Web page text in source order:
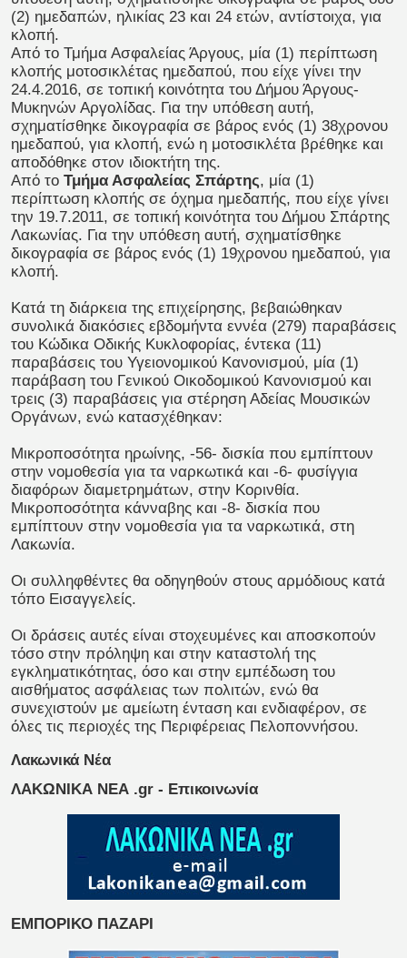
(2) ημεδαπών, ηλικίας 23 και 24 ετών, αντίστοιχα, για
κλοπή.
Από το Τμήμα Ασφαλείας Άργους, μία (1) περίπτωση
κλοπής μοτοσικλέτας ημεδαπού, που είχε γίνει την
24.4.2016, σε τοπική κοινότητα του Δήμου Άργους-
Μυκηνών Αργολίδας. Για την υπόθεση αυτή,
σχηματίσθηκε δικογραφία σε βάρος ενός (1) 38χρονου
ημεδαπού, για κλοπή, ενώ η μοτοσικλέτα βρέθηκε και
αποδόθηκε στον ιδιοκτήτη της.
Από το Τμήμα Ασφαλείας Σπάρτης, μία (1)
περίπτωση κλοπής σε όχημα ημεδαπής, που είχε γίνει
την 19.7.2011, σε τοπική κοινότητα του Δήμου Σπάρτης
Λακωνίας. Για την υπόθεση αυτή, σχηματίσθηκε
δικογραφία σε βάρος ενός (1) 19χρονου ημεδαπού, για
κλοπή.
Κατά τη διάρκεια της επιχείρησης, βεβαιώθηκαν
συνολικά διακόσιες εβδομήντα εννέα (279) παραβάσεις
του Κώδικα Οδικής Κυκλοφορίας, έντεκα (11)
παραβάσεις του Υγειονομικού Κανονισμού, μία (1)
παράβαση του Γενικού Οικοδομικού Κανονισμού και
τρεις (3) παραβάσεις για στέρηση Αδείας Μουσικών
Οργάνων, ενώ κατασχέθηκαν:
Μικροποσότητα ηρωίνης, -56- δισκία που εμπίπτουν
στην νομοθεσία για τα ναρκωτικά και -6- φυσίγγια
διαφόρων διαμετρημάτων, στην Κορινθία.
Μικροποσότητα κάνναβης και -8- δισκία που
εμπίπτουν στην νομοθεσία για τα ναρκωτικά, στη
Λακωνία.
Οι συλληφθέντες θα οδηγηθούν στους αρμόδιους κατά
τόπο Εισαγγελείς.
Οι δράσεις αυτές είναι στοχευμένες και αποσκοπούν
τόσο στην πρόληψη και στην καταστολή της
εγκληματικότητας, όσο και στην εμπέδωση του
αισθήματος ασφάλειας των πολιτών, ενώ θα
συνεχιστούν με αμείωτη ένταση και ενδιαφέρον, σε
όλες τις περιοχές της Περιφέρειας Πελοποννήσου.
Λακωνικά Νέα
ΛΑΚΩΝΙΚΑ ΝΕΑ .gr - Επικοινωνία
ΕΜΠΟΡΙΚΟ ΠΑΖΑΡΙ